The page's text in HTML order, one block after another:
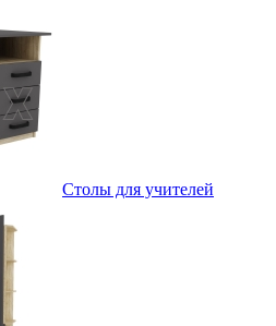
Столы для учителей